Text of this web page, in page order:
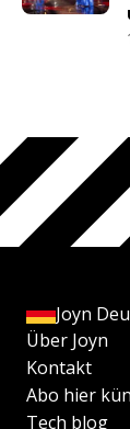
Joyn
Über Joyn
Kontakt
Abo hier
Tech blog